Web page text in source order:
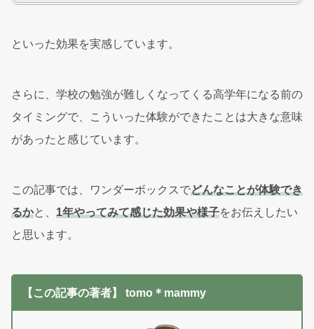
といった効果を実感しています。
さらに、学校の勉強が難しくなってくる高学年になる前の
タイミングで、こういった体験ができたことは大きな意味
があったと感じています。
この記事では、ワンダーボックスでどんなことが体験でき
るかと、 1年やってみて感じた効果や様子をお伝えしたい
と思います。
【この記事の著者】 tomo＊mammy